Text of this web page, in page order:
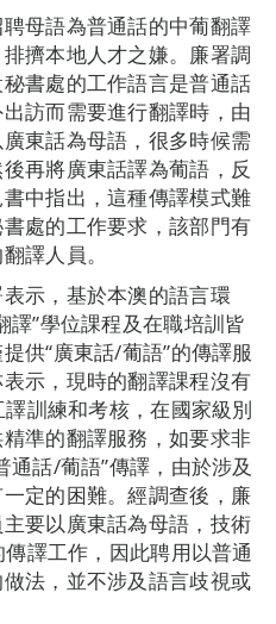
母語為普通話的中葡翻譯
擠本地人才之嫌。廉署調
書處的工作語言是普通話
訪而需要進行翻譯時，由
東話為母語，很多時候需
再將廣東話譯為葡語，反
中指出，這種傳譯模式難
處的工作要求，該部門有
譯人員。
示，基於本澳的語言環
譯”學位課程及在職培訓皆
供“廣東話/葡語”的傳譯服
示，現時的翻譯課程沒有
訓練和考核，在國家級別
準的翻譯服務，如要求非
通話/葡語”傳譯，由於涉及
定的困難。經調查後，廉
要以廣東話為母語，技術
譯工作，因此聘用以普通
法，並不涉及語言歧視或